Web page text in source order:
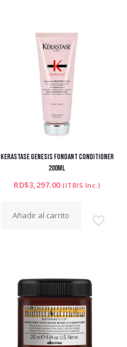
KERASTASE GENESIS FONDANT CONDITIONER
200ML
RD$3,297.00 (ITBIS Inc.)
Añadir al carrito